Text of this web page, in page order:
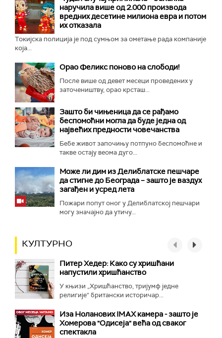
наручила више од 2.000 производа
вредних десетине милиона евра и потом
их отказала
Токијска полиција је под сумњом за ометање рада компаније
која...
Орао Феликс поново на слободи!
После више од девет месеци проведених у
заточеништву, орао крсташ...
Зашто би чињеница да се рађамо
беспомоћни могла да буде једна од
највећих предности човечанства
Бебе живот започињу потпуно беспомоћне и
такве остају веома дуго...
Може ли дим из Делиблатске пешчаре
да стигне до Београда – зашто је ваздух
загађен и усред лета
Пожари попут оног у Делиблатској пешчари
могу значајно да утичу...
КУЛТУРНО
Питер Хедер: Како су хришћани
напустили хришћанство
У књизи „Хришћанство, тријумф једне
религије“ британски историчар...
Иза Ноланових IMAX камера - зашто је
Хомерова "Одисеја" већа од сваког
спектакла